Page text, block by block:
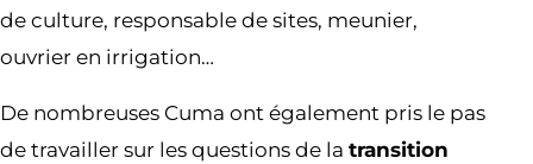
de culture, responsable de sites, meunier,
ouvrier en irrigation…
De nombreuses Cuma ont également pris le pas
de travailler sur les questions de la transition